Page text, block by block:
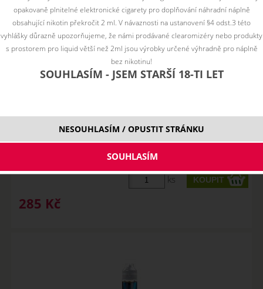
cooling) - PJ EMPIRE ...
ks
285 Kč
opakovaně plnitelné elektronické cigarety pro doplňování náhradní náplně
obsahující nikotin překročit 2 ml. V návaznosti na ustanovení §4 odst.3 této
vyhlášky důrazně upozorňujeme, že námi prodávané clearomizéry nebo produkty
s prostorem pro liquid větší než 2ml jsou výrobky určené výhradně pro náplně
bez nikotinu!
SOUHLASÍM - JSEM STARŠÍ 18-TI LET
NESOUHLASÍM / OPUSTIT STRÁNKU